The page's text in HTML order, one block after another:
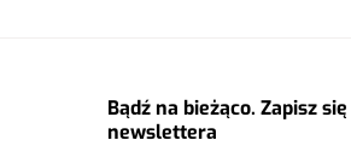
Bądź na bieżąco. Zapisz
newslettera